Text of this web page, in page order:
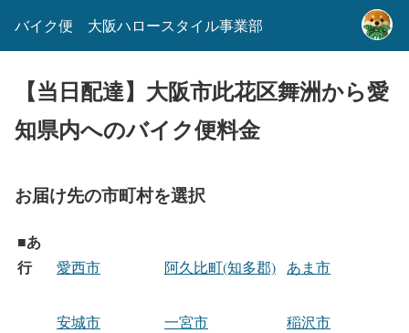
バイク便 大阪ハロースタイル事業部
【当日配達】大阪市此花区舞洲から愛
知県内へのバイク便料金
お届け先の市町村を選択
■あ
行
愛西市 阿久比町(知多郡) あま市
安城市 一宮市
稲沢市